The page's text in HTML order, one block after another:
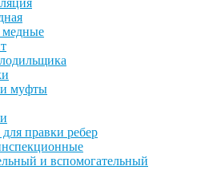
муфты
правки ребер
и вспомогательный